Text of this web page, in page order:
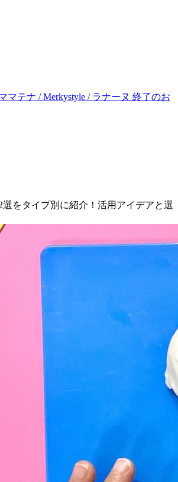
マテナ / Merkystyle / ラナーヌ 終了のお
をタイプ別に紹介！活用アイデアと選